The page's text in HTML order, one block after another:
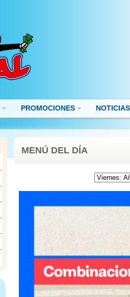
PROMOCIONES NOTICIAS
MENÚ DEL DÍA